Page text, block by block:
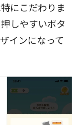
にこだわりま
しやすいボタ
インになって